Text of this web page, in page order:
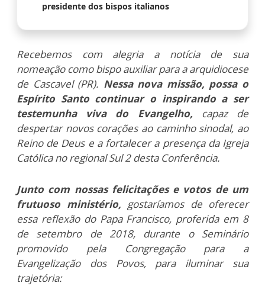
presidente dos bispos italianos
Recebemos com alegria a notícia de sua
nomeação como bispo auxiliar para a arquidiocese
de Cascavel (PR). Nessa nova missão, possa o
Espírito Santo continuar o inspirando a ser
testemunha viva do Evangelho, capaz de
despertar novos corações ao caminho sinodal, ao
Reino de Deus e a fortalecer a presença da Igreja
Católica no regional Sul 2 desta Conferência.
Junto com nossas felicitações e votos de um
frutuoso ministério, gostaríamos de oferecer
essa reflexão do Papa Francisco, proferida em 8
de setembro de 2018, durante o Seminário
promovido pela Congregação para a
Evangelização dos Povos, para iluminar sua
trajetória: